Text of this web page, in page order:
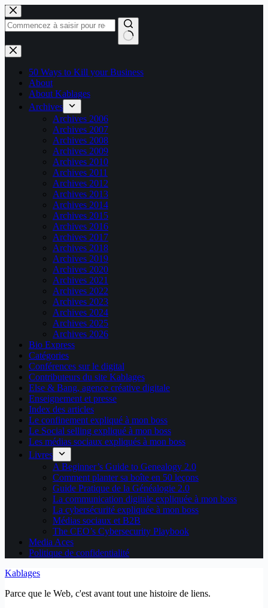
Passer
au
contenu
Aucun
résultat
50 Ways to Kill your Business
About
About Kablages
Archives
Archives 2006
Archives 2007
Archives 2008
Archives 2009
Archives 2010
Archives 2011
Archives 2012
Archives 2013
Archives 2014
Archives 2015
Archives 2016
Archives 2017
Archives 2018
Archives 2019
Archives 2020
Archives 2021
Archives 2022
Archives 2023
Archives 2024
Archives 2025
Archives 2026
Bio Express
Catégories
Conférences sur le digital
Contributeurs du site Kablages
Else & Bang, agence créative digitale
Enseignement et presse
Index des articles
Le confinement expliqué à mon boss
Le Social selling expliqué à mon boss
Les médias sociaux expliqués à mon boss
Livres
A Beginner’s Guide to Genealogy 2.0
Comment planter sa boîte en 50 leçons
Guide Pratique de la Généalogie 2.0
La communication digitale expliquée à mon boss
La cybersécurité expliquée à mon boss
Médias sociaux et B2B
The CEO’s Cybersecurity Playbook
Media Aces
Politique de confidentialité
Kablages
Parce que le Web, c'est avant tout une histoire de liens.